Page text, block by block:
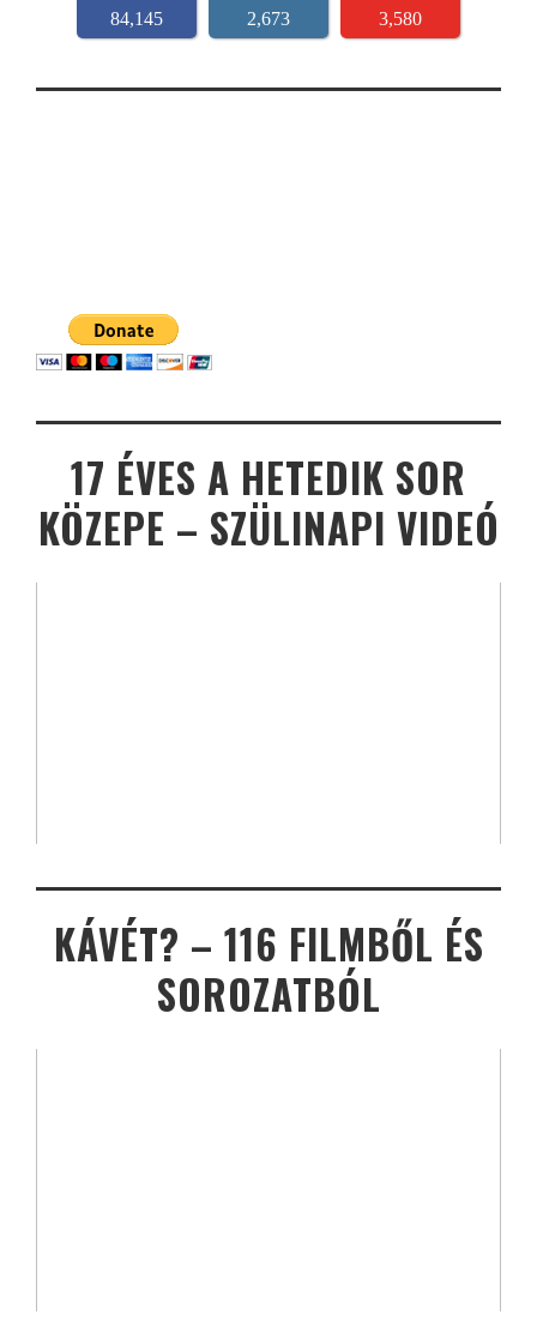
84,145 2,673 3,580
17 ÉVES A HETEDIK SOR
KÖZEPE – SZÜLINAPI VIDEÓ
KÁVÉT? – 116 FILMBŐL ÉS
SOROZATBÓL